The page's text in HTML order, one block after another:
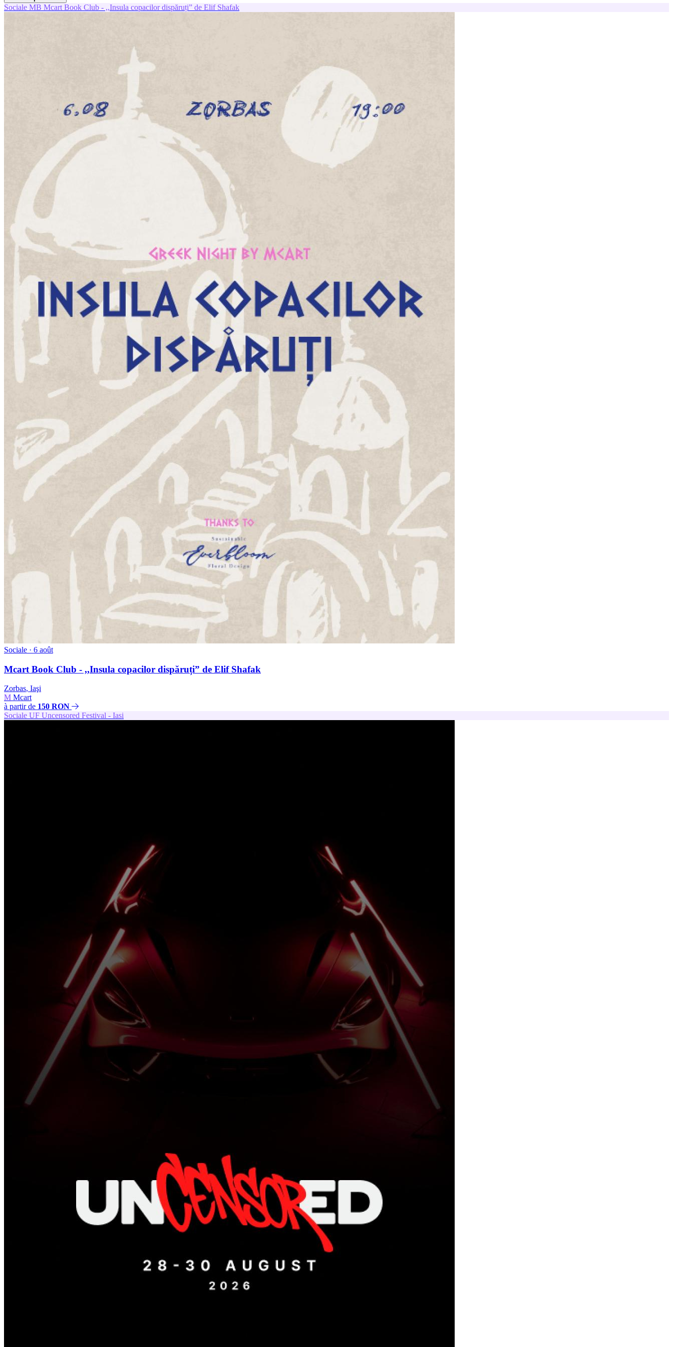
Sociale MB Mcart Book Club - ,,Insula copacilor dispăruți” de Elif Shafak
Sociale · 6 août
Mcart Book Club - ,,Insula copacilor dispăruți” de Elif Shafak
Zorbas, Iaşi
M Mcart
à partir de 150 RON
Sociale UF Uncensored Festival - Iasi